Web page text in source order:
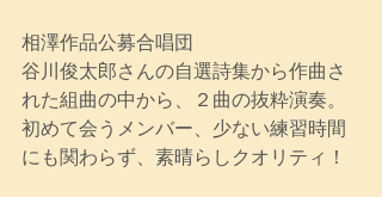
相澤作品公募合唱団
谷川俊太郎さんの自選詩集から作曲さ
れた組曲の中から、２曲の抜粋演奏。
初めて会うメンバー、少ない練習時間
にも関わらず、素晴らしクオリティ！